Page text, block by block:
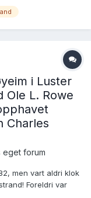
i Luster
Ole L. Rowe
Charles
eget forum
men vart aldri klok
Foreldri var